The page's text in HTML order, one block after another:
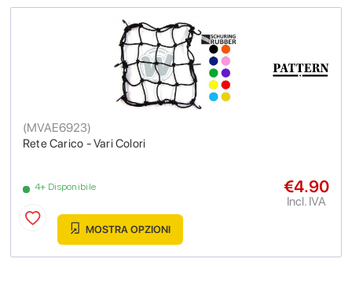
Rete Carico - Vari Colori
(MVAE6923)
4+ Disponibile €4.90
Incl. IVA
MOSTRA OPZIONI